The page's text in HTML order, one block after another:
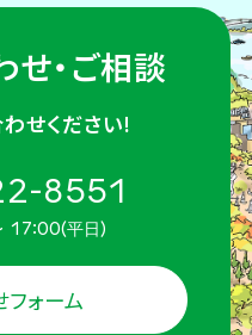
・ご相談
せください!
8551
17:00(平日)
ォーム